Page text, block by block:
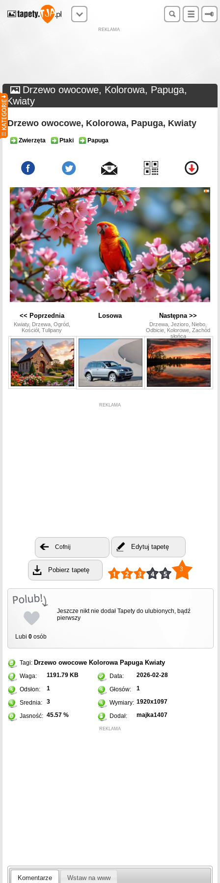
REKLAMA
Drzewo owocowe, Kolorowa, Papuga,
Kwiaty
Drzewo owocowe, Kolorowa, Papuga, Kwiaty
Zwierzęta Ptaki Papuga
<< Poprzednia
Kwiaty, Drzewa, Ogród,
Kościół, Tulipany
Losowa Następna >>
Drzewa, Jezioro, Niebo,
Odbicie, Kolorowe, Zachód
słońca
REKLAMA
Cofnij Edytuj tapetę
Pobierz tapetę 3
Lubi 0 osób
Jeszcze nikt nie dodał Tapety do ulubionych, bądź
pierwszy
Tagi: Drzewo owocowe Kolorowa Papuga Kwiaty
Waga: 1191.79 KB Data: 2026-02-28
Odsłon: 1 Głosów: 1
Srednia: 3 Wymiary: 1920x1097
Jasność: 45.57 % Dodał: majka1407
REKLAMA
Komentarze Wstaw na www